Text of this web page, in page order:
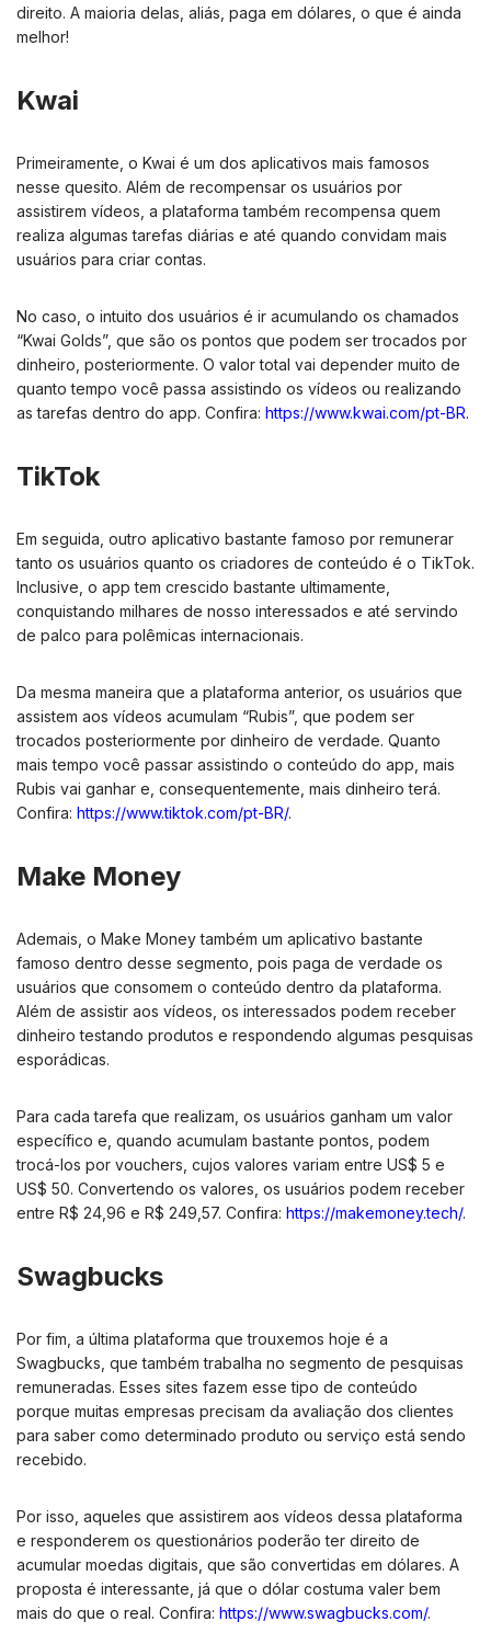
direito. A maioria delas, aliás, paga em dólares, o que é ainda
melhor!
Kwai
Primeiramente, o Kwai é um dos aplicativos mais famosos
nesse quesito. Além de recompensar os usuários por
assistirem vídeos, a plataforma também recompensa quem
realiza algumas tarefas diárias e até quando convidam mais
usuários para criar contas.
No caso, o intuito dos usuários é ir acumulando os chamados
“Kwai Golds”, que são os pontos que podem ser trocados por
dinheiro, posteriormente. O valor total vai depender muito de
quanto tempo você passa assistindo os vídeos ou realizando
as tarefas dentro do app. Confira: https://www.kwai.com/pt-BR.
TikTok
Em seguida, outro aplicativo bastante famoso por remunerar
tanto os usuários quanto os criadores de conteúdo é o TikTok.
Inclusive, o app tem crescido bastante ultimamente,
conquistando milhares de nosso interessados e até servindo
de palco para polêmicas internacionais.
Da mesma maneira que a plataforma anterior, os usuários que
assistem aos vídeos acumulam “Rubis”, que podem ser
trocados posteriormente por dinheiro de verdade. Quanto
mais tempo você passar assistindo o conteúdo do app, mais
Rubis vai ganhar e, consequentemente, mais dinheiro terá.
Confira: https://www.tiktok.com/pt-BR/.
Make Money
Ademais, o Make Money também um aplicativo bastante
famoso dentro desse segmento, pois paga de verdade os
usuários que consomem o conteúdo dentro da plataforma.
Além de assistir aos vídeos, os interessados podem receber
dinheiro testando produtos e respondendo algumas pesquisas
esporádicas.
Para cada tarefa que realizam, os usuários ganham um valor
específico e, quando acumulam bastante pontos, podem
trocá-los por vouchers, cujos valores variam entre US$ 5 e
US$ 50. Convertendo os valores, os usuários podem receber
entre R$ 24,96 e R$ 249,57. Confira: https://makemoney.tech/.
Swagbucks
Por fim, a última plataforma que trouxemos hoje é a
Swagbucks, que também trabalha no segmento de pesquisas
remuneradas. Esses sites fazem esse tipo de conteúdo
porque muitas empresas precisam da avaliação dos clientes
para saber como determinado produto ou serviço está sendo
recebido.
Por isso, aqueles que assistirem aos vídeos dessa plataforma
e responderem os questionários poderão ter direito de
acumular moedas digitais, que são convertidas em dólares. A
proposta é interessante, já que o dólar costuma valer bem
mais do que o real. Confira: https://www.swagbucks.com/.